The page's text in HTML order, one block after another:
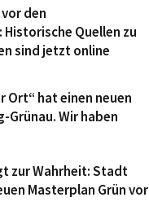
den
Quellen zu
sind jetzt online
Ort“ hat einen neuen
Wir haben
zur Wahrheit: Stadt
Masterplan Grün vor